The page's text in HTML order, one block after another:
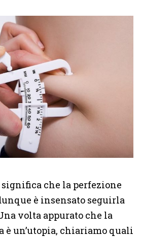
significa che la perfezione
è insensato seguirla
volta appurato che la
è un’utopia, chiariamo quali